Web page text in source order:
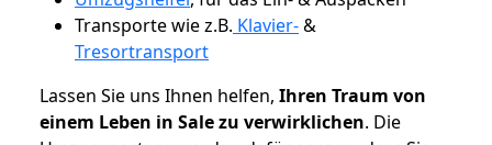
Transporte wie z.B. Klavier-&
Tresortransport
Lassen Sie uns Ihnen helfen, Ihren Traum von
einem Leben in Sale zu verwirklichen. Die